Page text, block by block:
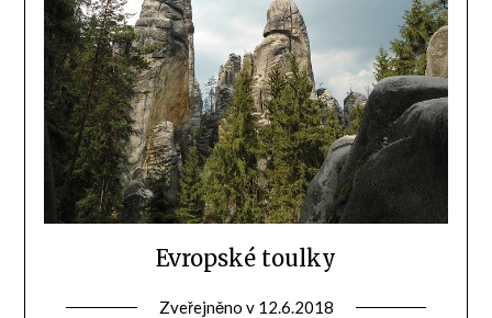
Evropské toulky
Zveřejněno v 12.6.2018